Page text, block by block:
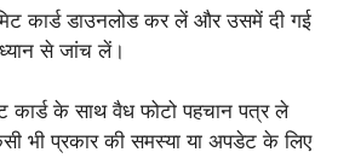
कार्ड डाउनलोड कर लें और उसमें दी गई
से जांच लें।
कार्ड के साथ वैध फोटो पहचान पत्र ले
भी प्रकार की समस्या या अपडेट के लिए